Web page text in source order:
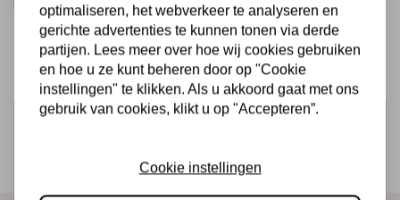
Schrijf je in voor de nieuwsbrief
direct in je mailbox!
optimaliseren, het webverkeer te analyseren en
gerichte advertenties te kunnen tonen via derde
partijen. Lees meer over hoe wij cookies gebruiken
en hoe u ze kunt beheren door op "Cookie
instellingen" te klikken. Als u akkoord gaat met ons
gebruik van cookies, klikt u op "Accepteren”.
Cookie instellingen